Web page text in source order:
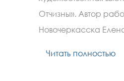
Отчизны». Автор
Новочеркасска
Читать полностью